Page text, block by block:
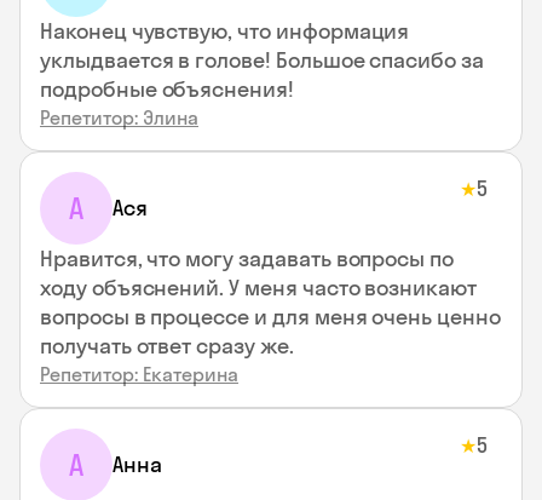
Наконец чувствую, что информация
уклыдвается в голове! Большое спасибо за
подробные объяснения!
Репетитор: Элина
А Ася
★5
Нравится, что могу задавать вопросы по
ходу объяснений. У меня часто возникают
вопросы в процессе и для меня очень ценно
получать ответ сразу же.
Репетитор: Екатерина
А Анна
★5